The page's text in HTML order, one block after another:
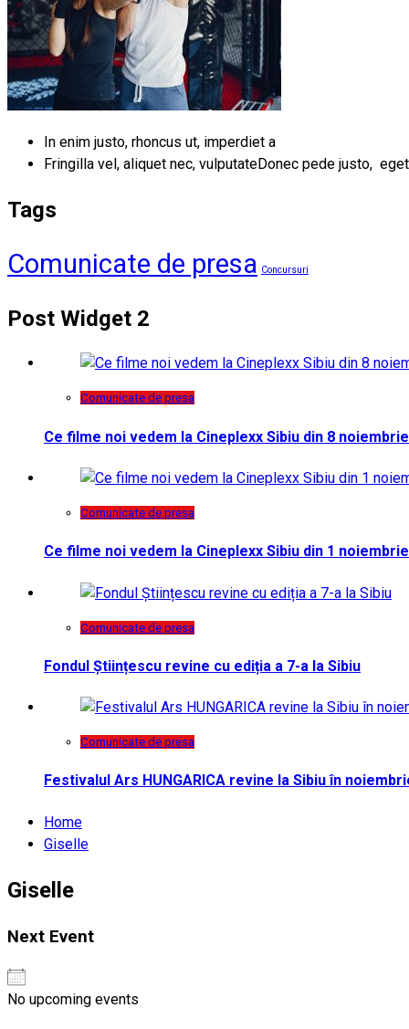
In enim justo, rhoncus ut, imperdiet a
Fringilla vel, aliquet nec, vulputateDonec pede justo,
Tags
Comunicate de presa Concursuri
Post Widget 2
Comunicate de presa
Ce filme noi vedem la Cineplexx Sibiu din 8 noiembrie
Comunicate de presa
Ce filme noi vedem la Cineplexx Sibiu din 1 noiembrie
Comunicate de presa
Fondul Științescu revine cu ediția a 7-a la Sibiu
Comunicate de presa
Festivalul Ars HUNGARICA revine la Sibiu în
Home
Giselle
Giselle
Next Event
No upcoming events